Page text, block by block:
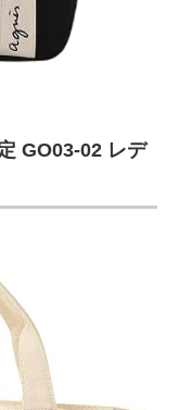
GO03‐02 レデ